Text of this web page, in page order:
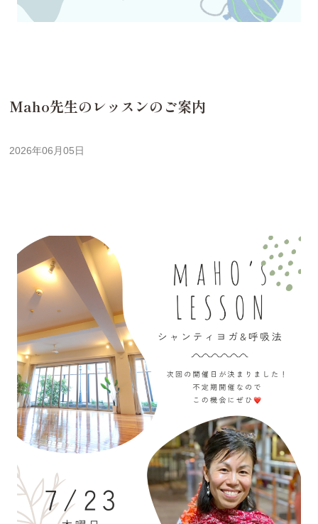
Maho先生のレッスンのご案内
2026年06月05日